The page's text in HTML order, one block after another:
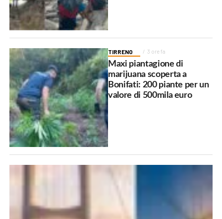
TIRRENO 3 ore fa
Maxi piantagione di
marijuana scoperta a
Bonifati: 200 piante per un
valore di 500mila euro